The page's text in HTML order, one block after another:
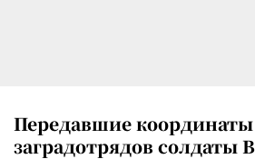
Передавшие координаты
заградотрядов солдаты